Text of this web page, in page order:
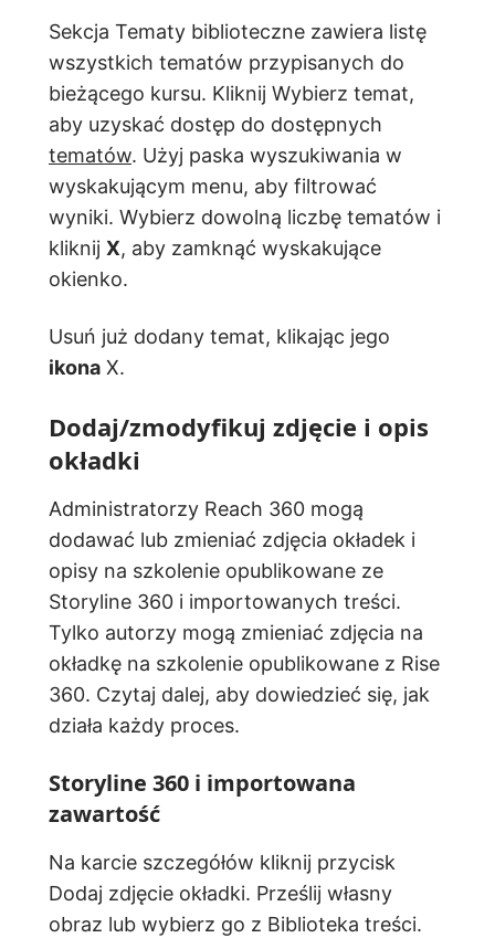
Sekcja Tematy biblioteczne zawiera listę
wszystkich tematów przypisanych do
bieżącego kursu. Kliknij Wybierz temat,
aby uzyskać dostęp do dostępnych
tematów. Użyj paska wyszukiwania w
wyskakującym menu, aby filtrować
wyniki. Wybierz dowolną liczbę tematów i
kliknij X, aby zamknąć wyskakujące
okienko.
Usuń już dodany temat, klikając jego
ikona X.
Dodaj/zmodyfikuj zdjęcie i opis
okładki
Administratorzy Reach 360 mogą
dodawać lub zmieniać zdjęcia okładek i
opisy na szkolenie opublikowane ze
Storyline 360 i importowanych treści.
Tylko autorzy mogą zmieniać zdjęcia na
okładkę na szkolenie opublikowane z Rise
360. Czytaj dalej, aby dowiedzieć się, jak
działa każdy proces.
Storyline 360 i importowana
zawartość
Na karcie szczegółów kliknij przycisk
Dodaj zdjęcie okładki. Prześlij własny
obraz lub wybierz go z Biblioteka treści.